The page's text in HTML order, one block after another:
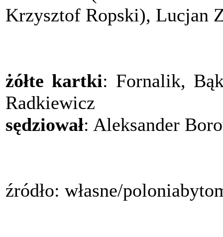
Krzysztof Ropski), Lucjan
żółte kartki: Fornalik,
Radkiewicz
sędziował: Aleksander
źródło: własne/